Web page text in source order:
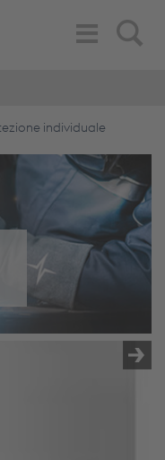
Search
Toggle
Navigation
individuale